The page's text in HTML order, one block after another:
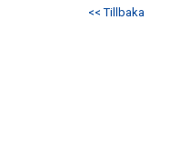
<< Tillbaka